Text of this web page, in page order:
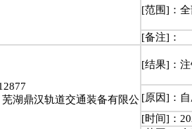
[范围]：
[备注]：
湖鼎汉轨道交通装备有限公
[结果]：
[原因]：
[时间]：